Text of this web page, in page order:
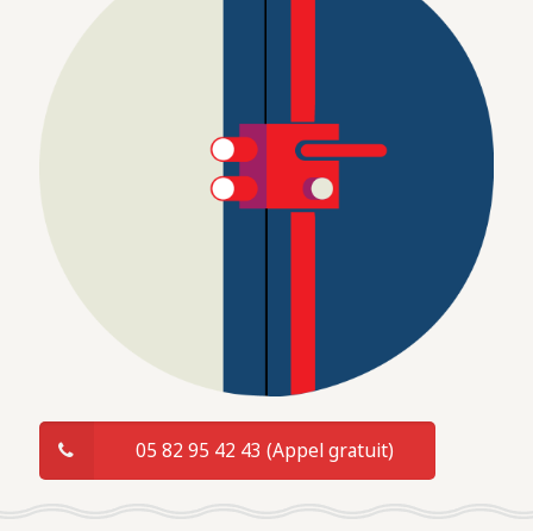
05 82 95 42 43 (Appel gratuit)